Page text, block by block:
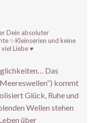
Dein absoluter
✨Kleinserien und keine
Liebe ♥️